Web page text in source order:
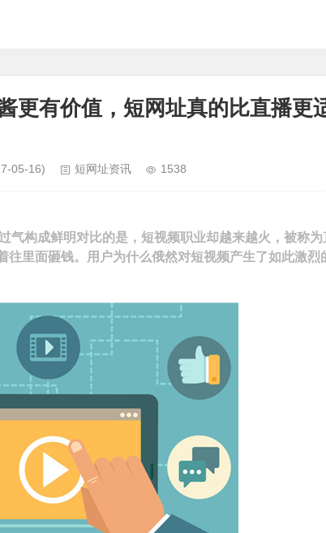
更有价值，短网址真的比直播更
05-16) 短网址资讯 1538
气构成鲜明对比的是，短视频职业却越来越火，被称为
往里面砸钱。用户为什么俄然对短视频产生了如此激烈